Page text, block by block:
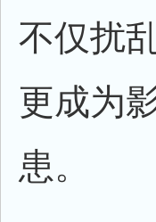
不仅扰
更成为
患。